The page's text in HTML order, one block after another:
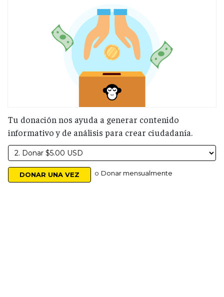
Tu donación nos ayuda a generar contenido
informativo y de análisis para crear ciudadanía.
o Donar mensualmente